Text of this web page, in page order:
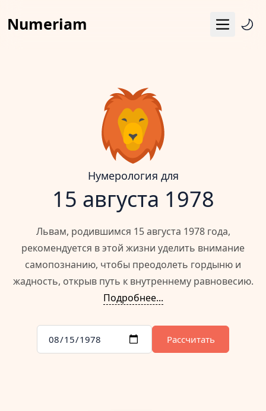
Numeriam Меню
Матрица судьбы
Гороскоп
Календарь
Нумерология для
15 августа 1978
Львам, родившимся 15 августа 1978 года,
рекомендуется в этой жизни уделить внимание
самопознанию, чтобы преодолеть гордыню и
жадность, открыв путь к внутреннему равновесию.
Подробнее...
Рассчитать